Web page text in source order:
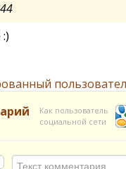
Как пользователь
социальной сети